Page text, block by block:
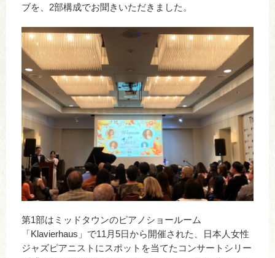
ブを、2部構成でお聞きいただきました。
第1部はミッドタウンのピアノショールーム
「Klavierhaus」で11月5日から開催された、日本人女性
ジャズピアニストにスポットを当てたコンサートシリー